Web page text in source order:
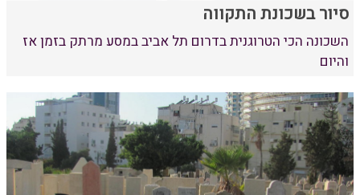
סיור בשכונת התקווה
השכונה הכי הטרוגנית בדרום תל אביב במסע מרתק בזמן אז
והיום